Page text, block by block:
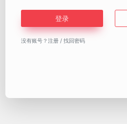
登录
没有账号？ 注册 / 找回密码